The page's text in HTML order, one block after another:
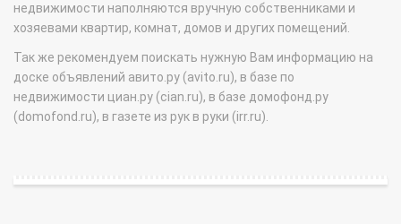
недвижимости наполняются вручную собственниками и
хозяевами квартир, комнат, домов и других помещений.
Так же рекомендуем поискать нужную Вам информацию на
доске объявлений авито.ру (avito.ru), в базе по
недвижимости циан.ру (cian.ru), в базе домофонд.ру
(domofond.ru), в газете из рук в руки (irr.ru).